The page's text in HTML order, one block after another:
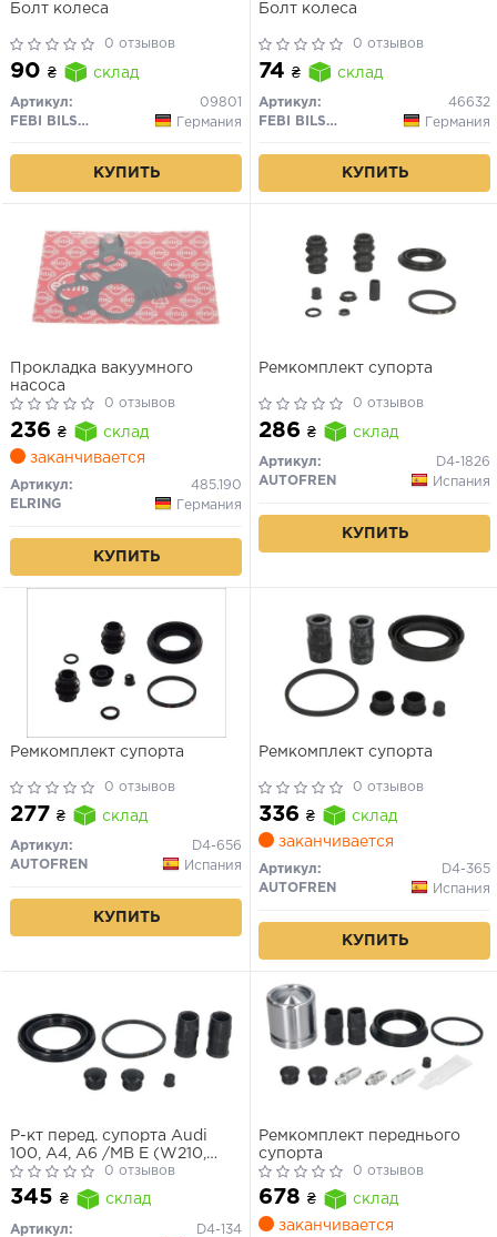
Болт колеса
0 отзывов
90 ₴ склад
Артикул:
09801
FEBI BILSTEIN
Германия
КУПИТЬ
Болт колеса
0 отзывов
74 ₴ склад
Артикул:
46632
FEBI BILSTEIN
Германия
КУПИТЬ
Прокладка вакуумного
насоса
0 отзывов
236 ₴
склад
заканчивается
Артикул:
485.190
ELRING
Германия
КУПИТЬ
Ремкомплект супорта
0 отзывов
286 ₴ склад
Артикул:
D4-1826
AUTOFREN
Испания
КУПИТЬ
Ремкомплект супорта
0 отзывов
277 ₴ склад
Артикул:
D4-656
AUTOFREN
Испания
КУПИТЬ
Ремкомплект супорта
0 отзывов
336 ₴
склад
заканчивается
Артикул:
D4-365
AUTOFREN
Испания
КУПИТЬ
Р-кт перед. супорта Audi
100, A4, A6 /MB E (W210,
S210) /Opel Astra G, H, Vectra
B, Zafira A /VW Passat (3B2-
3B6), T4 (57mm ATE)
0 отзывов
345 ₴ склад
Артикул:
D4-134
Ремкомплект переднього
супорта
0 отзывов
678 ₴
склад
заканчивается